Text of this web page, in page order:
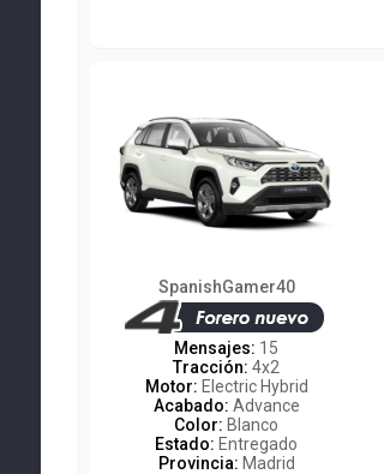
SpanishGamer40
Mensajes: 15
Tracción: 4x2
Motor: Electric Hybrid
Acabado: Advance
Color: Blanco
Estado: Entregado
Provincia: Madrid